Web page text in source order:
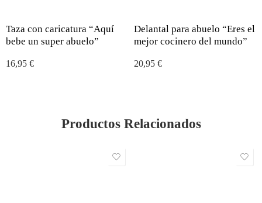
Taza con caricatura “Aquí
bebe un super abuelo”
16,95 €
Delantal para abuelo “Eres el
mejor cocinero del mundo”
20,95 €
Productos Relacionados